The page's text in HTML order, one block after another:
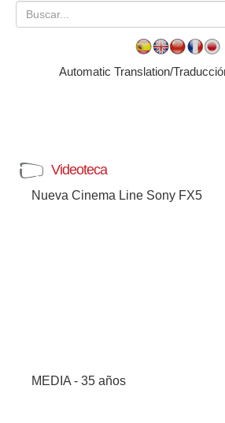
Automatic Translation/
Videoteca
Nueva Cinema Line Sony FX5
MEDIA - 35 años